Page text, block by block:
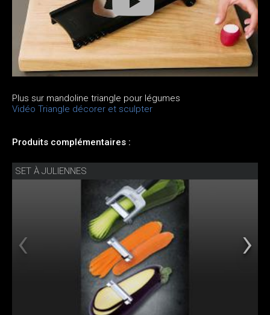
Plus sur mandoline triangle pour légumes
Vidéo Triangle décorer et sculpter
Produits complémentaires :
SET À JULIENNES